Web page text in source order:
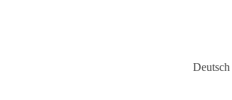
Deutsch